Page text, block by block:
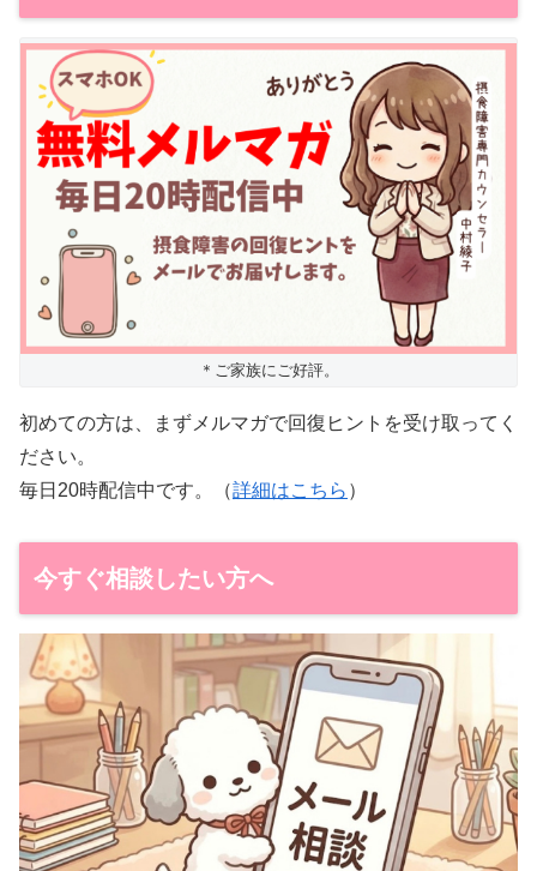
＊ご家族にご好評。
初めての方は、まずメルマガで回復ヒントを受け取ってく
ださい。
毎日20時配信中です。（詳細はこちら ）
今すぐ相談したい方へ